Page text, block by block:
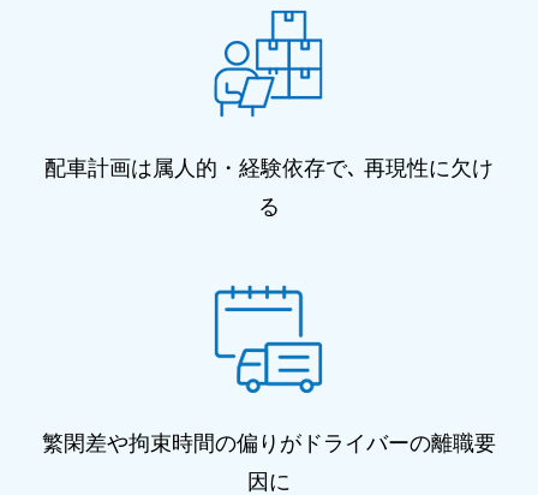
配車計画は属人的・経験依存で､ 再現性に欠け
る
繁閑差や拘束時間の偏りがドライバーの離職要
因に